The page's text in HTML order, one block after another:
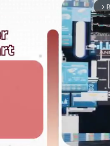
arrow_forward_ios